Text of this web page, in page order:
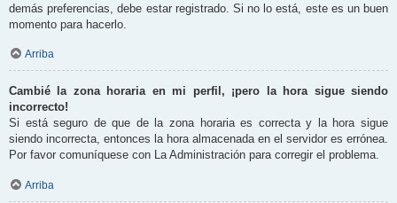
demás preferencias, debe estar registrado. Si no lo está, este es un buen
momento para hacerlo.
Arriba
Cambié la zona horaria en mi perfil, ¡pero la hora sigue siendo
incorrecto!
Si está seguro de que de la zona horaria es correcta y la hora sigue
siendo incorrecta, entonces la hora almacenada en el servidor es errónea.
Por favor comuníquese con La Administración para corregir el problema.
Arriba